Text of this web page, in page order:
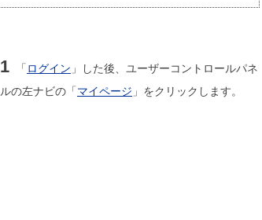
1 「 ログイン 」した後、ユーザーコントロールパネ
ルの左ナビの「マイページ 」をクリックします。